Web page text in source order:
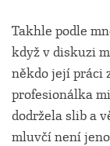
Takhle podle
když v diskuzi
někdo její práci
profesionálka
dodržela slib a
mluvčí není